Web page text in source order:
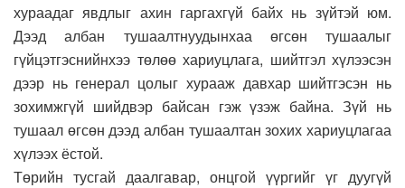
хураадаг явдлыг ахин гаргахгүй байх нь зүйтэй юм.
Дээд албан тушаалтнуудынхаа өгсөн тушаалыг
гүйцэтгэснийнхээ төлөө хариуцлага, шийтгэл хүлээсэн
дээр нь генерал цолыг хурааж давхар шийтгэсэн нь
зохимжгүй шийдвэр байсан гэж үзэж байна. Зүй нь
тушаал өгсөн дээд албан тушаалтан зохих хариуцлагаа
хүлээх ёстой.
Төрийн тусгай даалгавар, онцгой үүргийг үг дуугүй